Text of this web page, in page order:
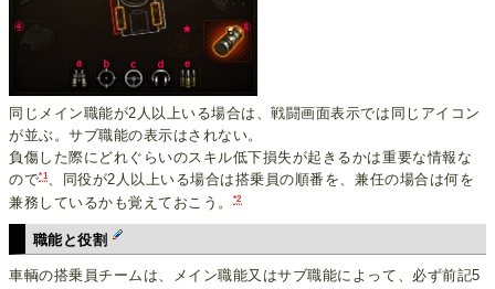
同じメイン職能が2人以上いる場合は、戦闘画面表示では同じアイコン
が並ぶ。サブ職能の表示はされない。
負傷した際にどれぐらいのスキル低下損失が起きるかは重要な情報な
ので*1、同役が2人以上いる場合は搭乗員の順番を、兼任の場合は何を
兼務しているかも覚えておこう。
*2
職能と役割
車輌の搭乗員チームは、メイン職能又はサブ職能によって、必ず前記5